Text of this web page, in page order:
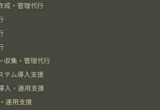
成・管理代行
収集・管理代行
テム導入支援
入・運用支援
運用支援